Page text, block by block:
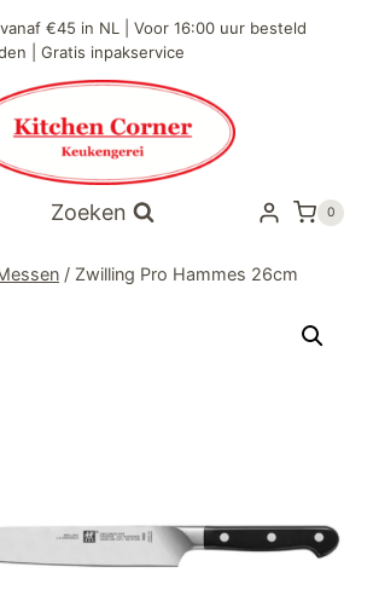
€45 in NL | Voor 16:00 uur besteld
| Gratis inpakservice
Zoeken 0
/ Zwilling Pro Hammes 26cm